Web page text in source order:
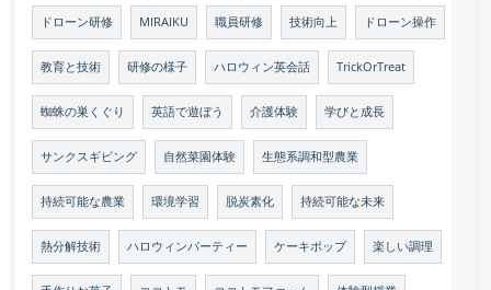
ドローン研修 MIRAIKU 職員研修 技術向上 ドローン操作
教育と技術 研修の様子 ハロウィン英会話 TrickOrTreat
蜘蛛の巣くぐり 英語で遊ぼう 介護体験 学びと成長
サンクスギビング 自然菜園体験 生態系調和型農業
持続可能な農業 環境学習 脱炭素化 持続可能な未来
熱分解技術 ハロウィンパーティー ケーキポップ 楽しい調理